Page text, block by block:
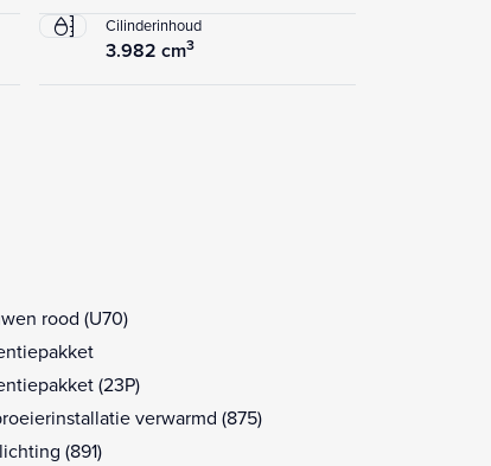
Cilinderinhoud
3.982 cm3
rood (U70)
(23P)
verwarmd (875)
(891)